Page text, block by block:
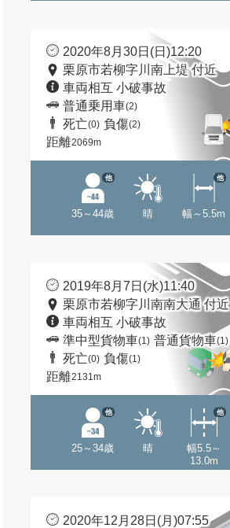
2020年8月30日(日)12:20
栗原市若柳字川南上堤 付近
車両相互 小破事故
普通乗用車(2)
死亡(0) 負傷(2)
距離2069m
35～44歳
他
晴 幅～5.5m
他
2019年8月7日(水)11:40
栗原市若柳字川南南大通 付近
車両相互 小破事故
準中型貨物車(1) 普通貨物車(1)
死亡(0) 負傷(1)
距離2131m
25～34歳
他
晴
幅5.5～
13.0m
他
2020年12月28日(月)07:55